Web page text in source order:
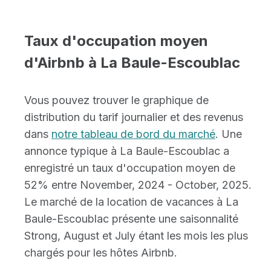
Taux d'occupation moyen
d'Airbnb à La Baule-Escoublac
Vous pouvez trouver le graphique de
distribution du tarif journalier et des revenus
dans notre tableau de bord du marché. Une
annonce typique à La Baule-Escoublac a
enregistré un taux d'occupation moyen de
52% entre November, 2024 - October, 2025.
Le marché de la location de vacances à La
Baule-Escoublac présente une saisonnalité
Strong, August et July étant les mois les plus
chargés pour les hôtes Airbnb.